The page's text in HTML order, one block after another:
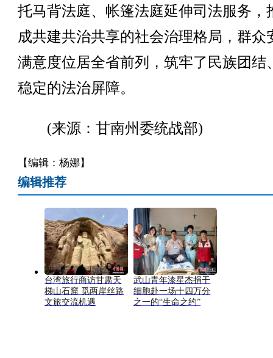
托马背法庭、帐篷法庭延伸司法服务，
成共建共治共享的社会治理格局，群众
满意度位居全省前列，筑牢了民族团结
稳定的法治屏障。
(来源：甘南州委统战部)
【编辑：杨娜】
编辑推荐
台湾旅行商访甘肃天
梯山石窟 觅两岸丝路
文旅交流机遇
武山青年漆星杰捐干
细胞赴一场十四万分
之一的“生命之约”